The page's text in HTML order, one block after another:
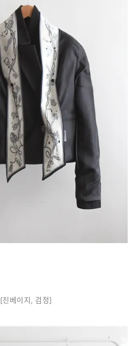
[진베이지, 검정]